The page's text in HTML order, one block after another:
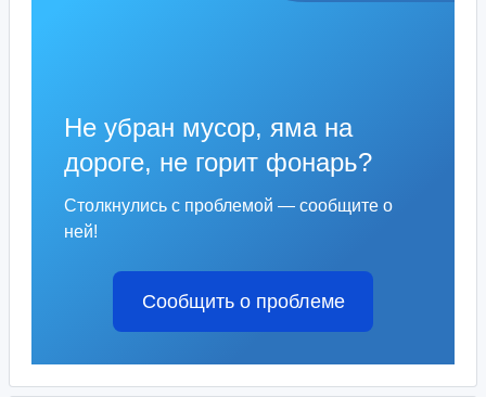
Не убран мусор, яма на
дороге, не горит фонарь?
Столкнулись с проблемой — сообщите о
ней!
Сообщить о проблеме